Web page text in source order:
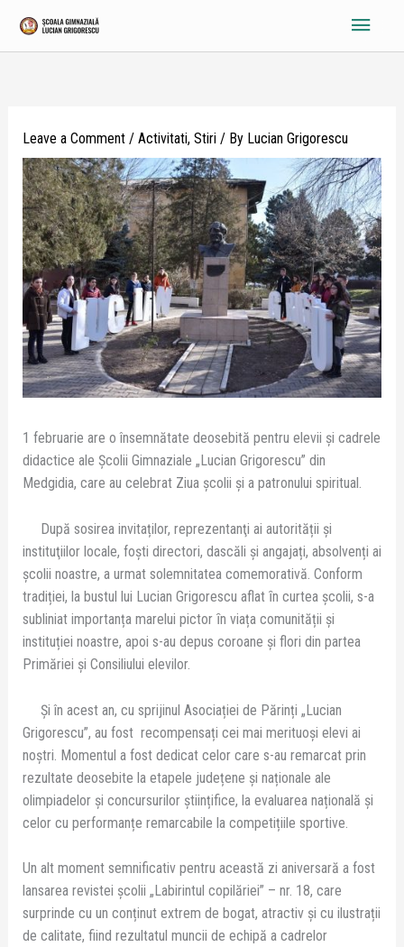
content
Main
Leave a Comment / Activitati, Stiri/ By Lucian Grigorescu
1 februarie are o însemnătate deosebită pentru elevii și cadrele
didactice ale Școlii Gimnaziale „Lucian Grigorescu” din
Medgidia, care au celebrat Ziua școlii și a patronului spiritual.
După sosirea invitaților, reprezentanţi ai autorității și
instituţiilor locale, foşti directori, dascăli și angajați, absolvenți ai
școlii noastre, a urmat solemnitatea comemorativă. Conform
tradiției, la bustul lui Lucian Grigorescu aflat ȋn curtea școlii, s-a
subliniat importanța marelui pictor ȋn viața comunității și
instituției noastre, apoi s-au depus coroane și flori din partea
Primăriei și Consiliului elevilor.
Și în acest an, cu sprijinul Asociației de Părinți „Lucian
Grigorescu”, au fost recompensați cei mai merituoși elevi ai
noștri. Momentul a fost dedicat celor care s-au remarcat prin
rezultate deosebite la etapele județene și naționale ale
olimpiadelor și concursurilor științifice, la evaluarea națională și
celor cu performanțe remarcabile la competițiile sportive.
Un alt moment semnificativ pentru această zi aniversară a fost
lansarea revistei școlii „Labirintul copilăriei” – nr. 18, care
surprinde cu un conținut extrem de bogat, atractiv și cu ilustrații
de calitate, fiind rezultatul muncii de echipă a cadrelor